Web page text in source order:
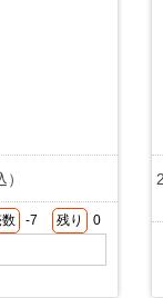
-7 残り 0